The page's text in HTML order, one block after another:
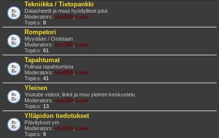
Tekniikka / Tietopankki
Datasheetit ja muut hyödylliset jutut
Moderators: sbc350 Luke
Topics: 8
Rompetori
Myydään / Ostetaan
Moderators: sbc350 Luke
Topics: 61
Tapahtumat
Pulinaa tapahtumista
Moderators: sbc350 Luke
Topics: 41
Yleinen
Youtube videot, linkit ja muu yleinen keskustelu
Moderators: sbc350 Luke
Topics: 13
Ylläpidon tiedotukset
Päivitykset ym
Moderators: sbc350 Luke
Topics: 9